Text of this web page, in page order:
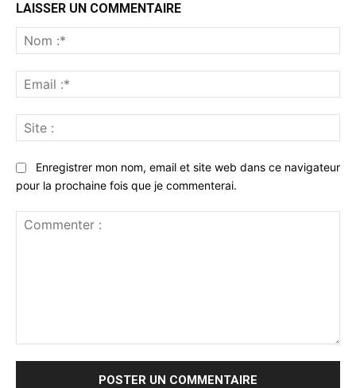
LAISSER UN COMMENTAIRE
:*
:*
:
Enregistrer mon nom, email et site web dans ce navigateur
pour la prochaine fois que je commenterai.